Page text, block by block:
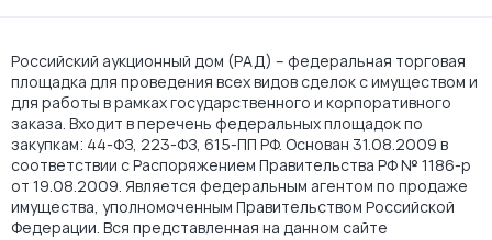
Российский аукционный дом (РАД) – федеральная торговая
площадка для проведения всех видов сделок с имуществом и
для работы в рамках государственного и корпоративного
заказа. Входит в перечень федеральных площадок по
закупкам: 44-ФЗ, 223-ФЗ, 615-ПП РФ. Основан 31.08.2009 в
соответствии с Распоряжением Правительства РФ № 1186-р
от 19.08.2009. Является федеральным агентом по продаже
имущества, уполномоченным Правительством Российской
Федерации. Вся представленная на данном сайте